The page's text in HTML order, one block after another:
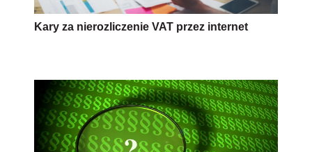
Kary za nierozliczenie VAT przez internet